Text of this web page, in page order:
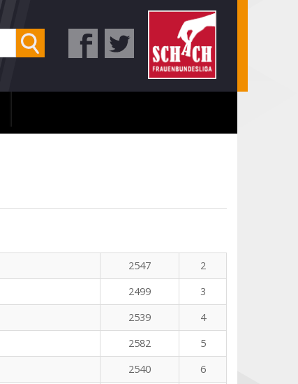
2547
2
2499
3
2539
4
2582
5
2540
6